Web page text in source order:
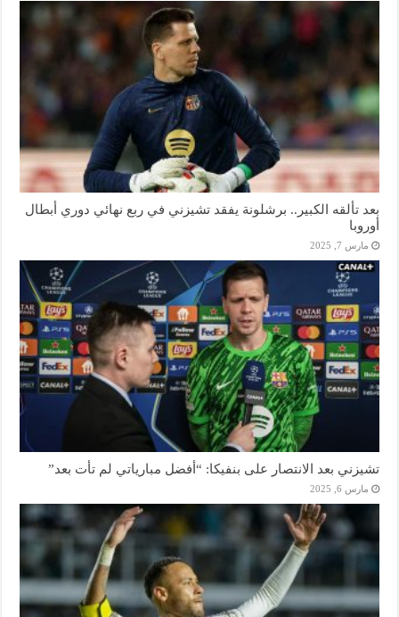
بعد تألقه الكبير.. برشلونة يفقد تشيزني في ربع نهائي دوري أبطال
أوروبا
مارس 7, 2025
تشيزني بعد الانتصار على بنفيكا: “أفضل مبارياتي لم تأت بعد”
مارس 6, 2025